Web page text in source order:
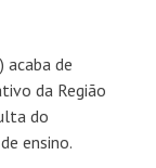
acaba de
da Região
do
ensino.